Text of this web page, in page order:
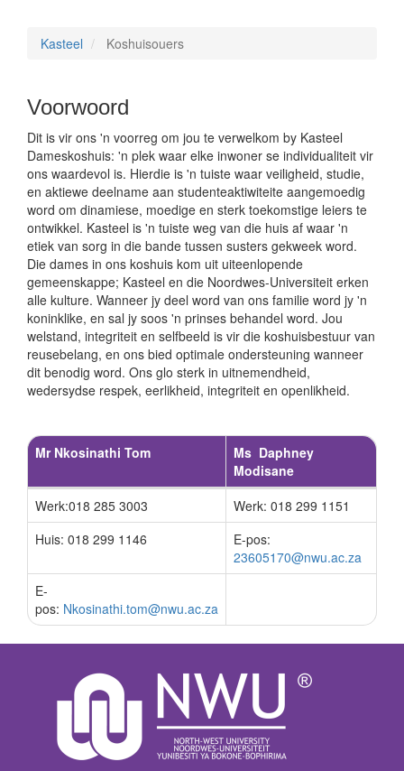
Kasteel Koshuisouers
Voorwoord
Dit is vir ons 'n voorreg om jou te verwelkom by Kasteel
Dameskoshuis: 'n plek waar elke inwoner se individualiteit vir
ons waardevol is. Hierdie is 'n tuiste waar veiligheid, studie,
en aktiewe deelname aan studenteaktiwiteite aangemoedig
word om dinamiese, moedige en sterk toekomstige leiers te
ontwikkel. Kasteel is 'n tuiste weg van die huis af waar 'n
etiek van sorg in die bande tussen susters gekweek word.
Die dames in ons koshuis kom uit uiteenlopende
gemeenskappe; Kasteel en die Noordwes-Universiteit erken
alle kulture. Wanneer jy deel word van ons familie word jy 'n
koninklike, en sal jy soos 'n prinses behandel word. Jou
welstand, integriteit en selfbeeld is vir die koshuisbestuur van
reusebelang, en ons bied optimale ondersteuning wanneer
dit benodig word. Ons glo sterk in uitnemendheid,
wedersydse respek, eerlikheid, integriteit en openlikheid.
Mr Nkosinathi Tom
Ms Daphney
Modisane
Werk:018 285 3003
Werk: 018 299 1151
Huis: 018 299 1146
E-pos:
23605170@nwu.ac.za
E-
pos: Nkosinathi.tom@nwu.ac.za